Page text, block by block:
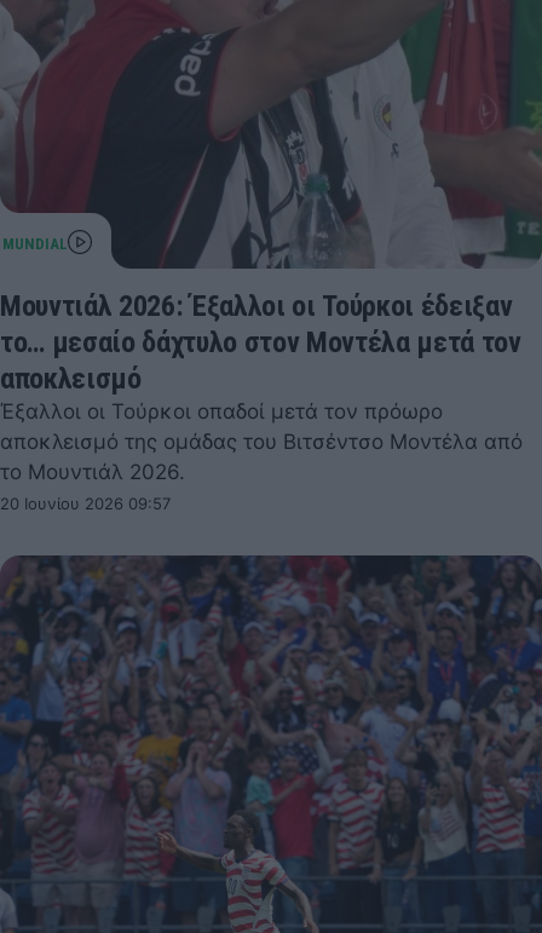
Μουντιάλ 2026: Έξαλλοι οι Τούρκοι έδειξαν
το… μεσαίο δάχτυλο στον Μοντέλα μετά τον
αποκλεισμό
Έξαλλοι οι Τούρκοι οπαδοί μετά τον πρόωρο
αποκλεισμό της ομάδας του Βιτσέντσο Μοντέλα από
το Μουντιάλ 2026.
20 Ιουνίου 2026 09:57